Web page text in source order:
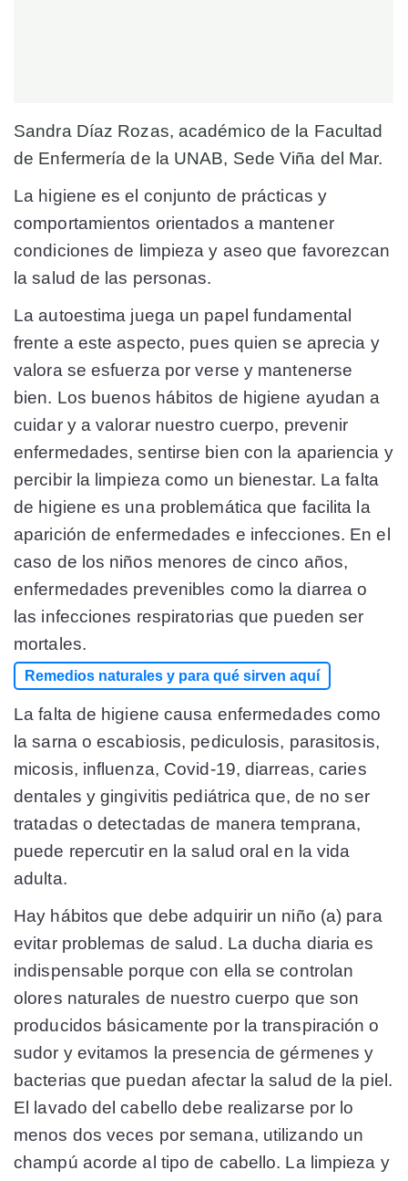
Sandra Díaz Rozas, académico de la Facultad
de Enfermería de la UNAB, Sede Viña del Mar.
La higiene es el conjunto de prácticas y
comportamientos orientados a mantener
condiciones de limpieza y aseo que favorezcan
la salud de las personas.
La autoestima juega un papel fundamental
frente a este aspecto, pues quien se aprecia y
valora se esfuerza por verse y mantenerse
bien. Los buenos hábitos de higiene ayudan a
cuidar y a valorar nuestro cuerpo, prevenir
enfermedades, sentirse bien con la apariencia y
percibir la limpieza como un bienestar. La falta
de higiene es una problemática que facilita la
aparición de enfermedades e infecciones. En el
caso de los niños menores de cinco años,
enfermedades prevenibles como la diarrea o
las infecciones respiratorias que pueden ser
mortales.
Remedios naturales y para qué sirven aquí
La falta de higiene causa enfermedades como
la sarna o escabiosis, pediculosis, parasitosis,
micosis, influenza, Covid-19, diarreas, caries
dentales y gingivitis pediátrica que, de no ser
tratadas o detectadas de manera temprana,
puede repercutir en la salud oral en la vida
adulta.
Hay hábitos que debe adquirir un niño (a) para
evitar problemas de salud. La ducha diaria es
indispensable porque con ella se controlan
olores naturales de nuestro cuerpo que son
producidos básicamente por la transpiración o
sudor y evitamos la presencia de gérmenes y
bacterias que puedan afectar la salud de la piel.
El lavado del cabello debe realizarse por lo
menos dos veces por semana, utilizando un
champú acorde al tipo de cabello. La limpieza y